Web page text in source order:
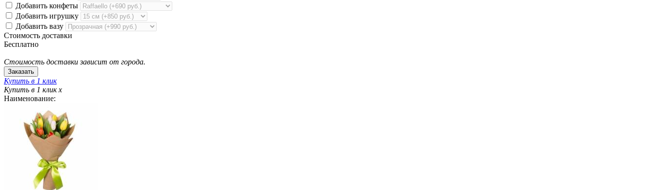
Добавить конфеты
Добавить игрушку
Добавить вазу
Стоимость доставки
Бесплатно
Стоимость доставки зависит от города.
Купить в 1 клик
Купить в 1 клик x
Наименование: